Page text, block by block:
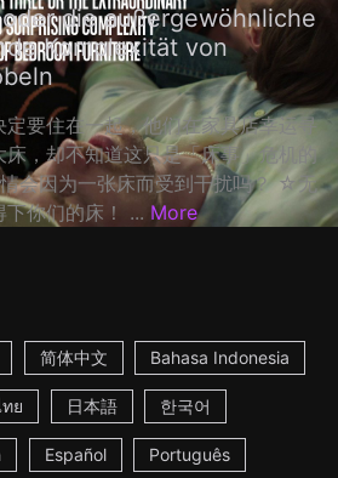
die außergewöhnliche
Komplexität von
要住在一起，他们在家具店幸运寻
，却不知道这只是「床事」危机的
会因为一张床而受到干扰吗？ ☆无
你们的床！ ... More
简体中文 Bahasa Indonesia
ย 日本語 한국어
Español Português